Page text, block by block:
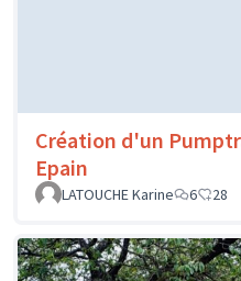
Création d'un
Epain
LATOUCHE Karine
6 28